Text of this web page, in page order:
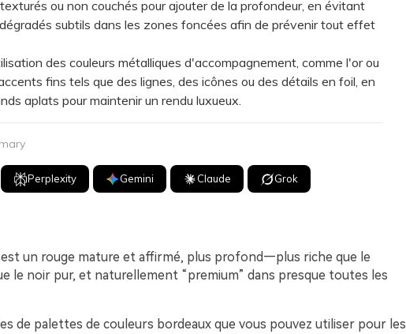
ou non couchés pour ajouter de la profondeur, en évitant
subtils dans les zones foncées afin de prévenir tout effet
des couleurs métalliques d'accompagnement, comme l'or ou
fins tels que des lignes, des icônes ou des détails en foil, en
aplats pour maintenir un rendu luxueux.
Perplexity Gemini Claude Grok
est un rouge mature et affirmé, plus profond—plus riche que le
le noir pur, et naturellement “premium” dans presque toutes les
de palettes de couleurs bordeaux que vous pouvez utiliser pour les